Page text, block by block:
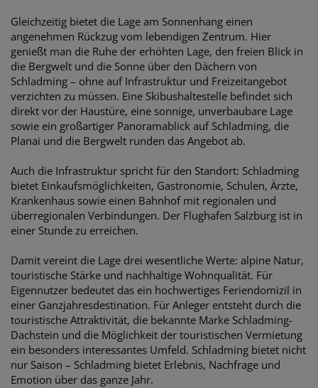
Gleichzeitig bietet die Lage am Sonnenhang einen
angenehmen Rückzug vom lebendigen Zentrum. Hier
genießt man die Ruhe der erhöhten Lage, den freien Blick in
die Bergwelt und die Sonne über den Dächern von
Schladming – ohne auf Infrastruktur und Freizeitangebot
verzichten zu müssen. Eine Skibushaltestelle befindet sich
direkt vor der Haustüre, eine sonnige, unverbaubare Lage
sowie ein großartiger Panoramablick auf Schladming, die
Planai und die Bergwelt runden das Angebot ab.
Auch die Infrastruktur spricht für den Standort: Schladming
bietet Einkaufsmöglichkeiten, Gastronomie, Schulen, Ärzte,
Krankenhaus sowie einen Bahnhof mit regionalen und
überregionalen Verbindungen. Der Flughafen Salzburg ist in
einer Stunde zu erreichen.
Damit vereint die Lage drei wesentliche Werte: alpine Natur,
touristische Stärke und nachhaltige Wohnqualität. Für
Eigennutzer bedeutet das ein hochwertiges Feriendomizil in
einer Ganzjahresdestination. Für Anleger entsteht durch die
touristische Attraktivität, die bekannte Marke Schladming-
Dachstein und die Möglichkeit der touristischen Vermietung
ein besonders interessantes Umfeld. Schladming bietet nicht
nur Saison – Schladming bietet Erlebnis, Nachfrage und
Emotion über das ganze Jahr.